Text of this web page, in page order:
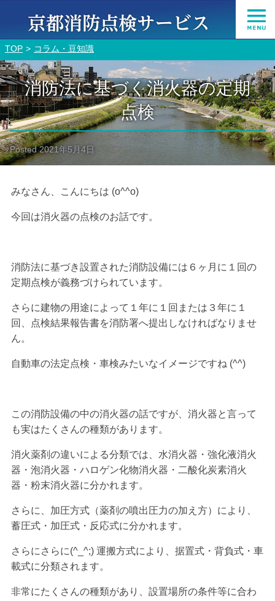
TOP コラム・豆知識
消防法に基づく消火器の定期
点検
Posted2021年5月4日
みなさん、こんにちは (o^^o)
今回は消火器の点検のお話です。
消防法に基づき設置された消防設備には６ヶ月に１回の
定期点検が義務づけられています。
さらに建物の用途によって１年に１回または３年に１
回、点検結果報告書を消防署へ提出しなければなりませ
ん。
自動車の法定点検・車検みたいなイメージですね (^^)
この消防設備の中の消火器の話ですが、消火器と言って
も実はたくさんの種類があります。
消火薬剤の違いによる分類では、水消火器・強化液消火
器・泡消火器・ハロゲン化物消火器・二酸化炭素消火
器・粉末消火器に分かれます。
さらに、加圧方式（薬剤の噴出圧力の加え方）により、
蓄圧式・加圧式・反応式に分かれます。
さらにさらに(^_^;) 運搬方式により、据置式・背負式・車
載式に分類されます。
非常にたくさんの種類があり、設置場所の条件等に合わ